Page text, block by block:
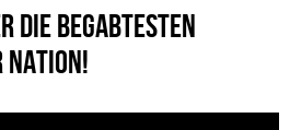
DIE BEGABTESTEN
NATION!